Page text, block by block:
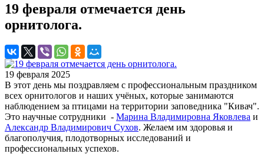
19 февраля отмечается день
орнитолога.
19 февраля 2025
В этот день мы поздравляем с профессиональным праздником
всех орнитологов и наших учёных, которые занимаются
наблюдением за птицами на территории заповедника "Кивач".
Это научные сотрудники - Марина Владимировна Яковлева и
Александр Владимирович Сухов. Желаем им здоровья и
благополучия, плодотворных исследований и
профессиональных успехов.